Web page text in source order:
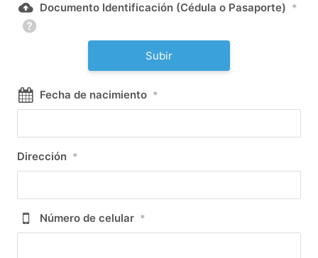
Documento Identificación (Cédula o Pasaporte) *
Subir
Fecha de nacimiento *
Dirección *
Número de celular *